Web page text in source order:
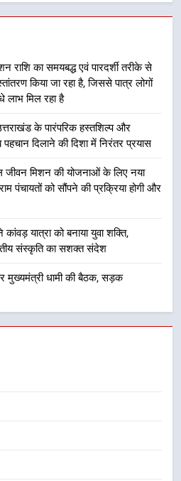
प्रयास
की योजनाओं के लिए नया हस्तांतरण
लागू, ग्राम पंचायतों को सौंपने
होगी और प्रभावी
को बनाया युवा शक्ति, सामाजिक
और भारतीय संस्कृति का सशक्त
राशि का समयबद्ध एवं पारदर्शी तरीके से
किया जा रहा है, जिससे पात्र लोगों
लाभ मिल रहा है
के पारंपरिक हस्तशिल्प और
पहचान दिलाने की दिशा में निरंतर प्रयास
मिशन की योजनाओं के लिए नया
पंचायतों को सौंपने की प्रक्रिया होगी और
यात्रा को बनाया युवा शक्ति,
संस्कृति का सशक्त संदेश
मुख्यमंत्री धामी की बैठक, सड़क